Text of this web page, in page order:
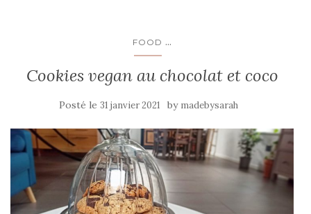
FOOD ...
Cookies vegan au chocolat et coco
Posté le 31 janvier 2021 by madebysarah